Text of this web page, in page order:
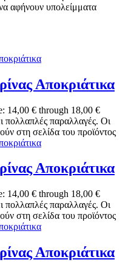
αφήνουν υπολείμματα
Αποκριάτικα
14,00 € through 18,00 €
πολλαπλές παραλλαγές. Οι
στη σελίδα του προϊόντος
Αποκριάτικα
14,00 € through 18,00 €
πολλαπλές παραλλαγές. Οι
στη σελίδα του προϊόντος
Αποκριάτικα